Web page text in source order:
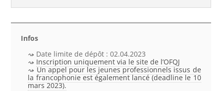
Infos
Date limite de dépôt : 02.04.2023
Inscription uniquement via le site de l’OFQJ
Un appel pour les jeunes professionnels issus de
la francophonie est également lancé (deadline le 10
mars 2023).